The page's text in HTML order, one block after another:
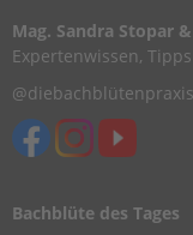
Mag. Sandra Stopar
Expertenwissen,
@diebachblütenpraxis
Bachblüte des Tages